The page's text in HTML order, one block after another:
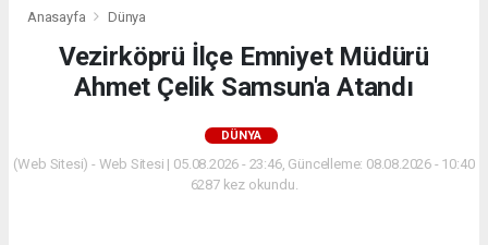
Anasayfa Dünya
Vezirköprü İlçe Emniyet Müdürü
Ahmet Çelik Samsun'a Atandı
DÜNYA
(Web Sitesi) - Web Sitesi | 05.08.2026 - 23:46, Güncelleme: 08.08.2026 - 10:40
6287 kez okundu.